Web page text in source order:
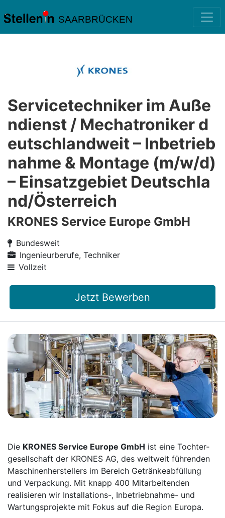
SAARBRÜCKEN
Servicetechniker im Auße
ndienst / Mechatroniker d
eutschlandweit – Inbetrieb
nahme & Montage (m/w/d)
– Einsatzgebiet Deutschla
nd/Österreich
KRONES Service Europe GmbH
Bundesweit
Ingenieurberufe, Techniker
Vollzeit
Jetzt Bewerben
Die KRONES Service Europe GmbH ist eine Tochter­
gesellschaft der KRONES AG, des weltweit führenden
Maschinen­herstellers im Bereich Getränke­abfüllung
und Verpackung. Mit knapp 400 Mitarbei­tenden
realisieren wir Installations-, Inbetrieb­nahme- und
Wartungs­projekte mit Fokus auf die Region Europa.